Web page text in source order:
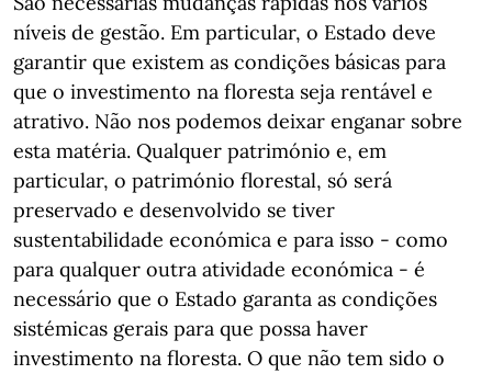
níveis de gestão. Em particular, o Estado deve
garantir que existem as condições básicas para
que o investimento na floresta seja rentável e
atrativo. Não nos podemos deixar enganar sobre
esta matéria. Qualquer património e, em
particular, o património florestal, só será
preservado e desenvolvido se tiver
sustentabilidade económica e para isso - como
para qualquer outra atividade económica - é
necessário que o Estado garanta as condições
sistémicas gerais para que possa haver
investimento na floresta. O que não tem sido o